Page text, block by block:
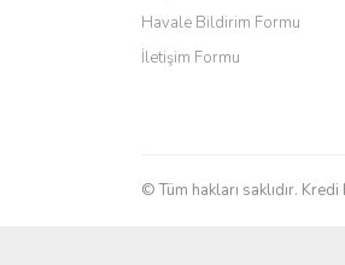
Bu ürüne benzer
Havale Bildirim Formu
İletişim Formu
© Tüm hakları saklıdır.